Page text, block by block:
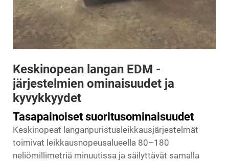
Keskinopean langan EDM -
järjestelmien ominaisuudet ja
kyvykkyydet
Tasapainoiset suoritusominaisuudet
Keskinopeat langanpuristusleikkausjärjestelmät
toimivat leikkausnopeusalueella 80–180
neliömillimetriä minuutissa ja säilyttävät samalla